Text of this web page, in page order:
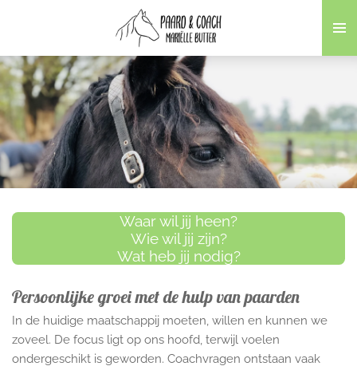
naar
de
hoofdinhoud
Waar wil jij heen?
Wie wil jij zijn?
Wat heb jij nodig?
Persoonlijke groei met de hulp van paarden
In de huidige maatschappij moeten, willen en kunnen we
zoveel. De focus ligt op ons hoofd, terwijl voelen
ondergeschikt is geworden. Coachvragen ontstaan vaak